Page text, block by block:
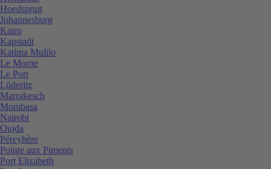
Hoedspruit
Johannesburg
Kairo
Kapstadt
Katima Mulilo
Le Morne
Le Port
Lüderitz
Marrakesch
Mombasa
Nairobi
Oujda
Péreybère
Pointe aux Piments
Port Elizabeth